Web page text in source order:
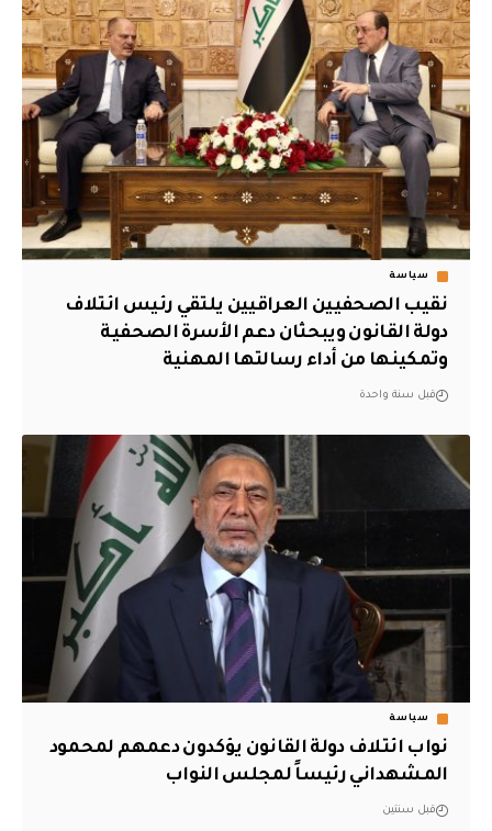
سياسة
نقيب الصحفيين العراقيين يلتقي رئيس ائتلاف
دولة القانون ويبحثان دعم الأسرة الصحفية
وتمكينها من أداء رسالتها المهنية
قبل سنة واحدة
سياسة
نواب ائتلاف دولة القانون يؤكدون دعمهم لمحمود
المشهداني رئيساً لمجلس النواب
قبل سنتين